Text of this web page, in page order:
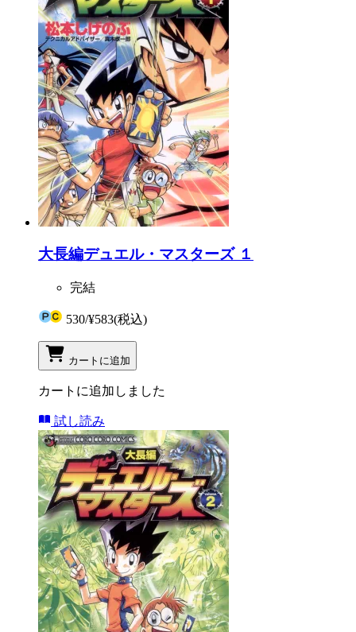
大長編デュエル・マスターズ １
完結
530/¥583(税込)
カートに追加
カートに追加しました
試し読み